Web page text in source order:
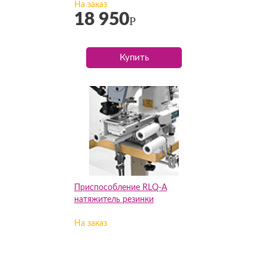
На заказ
18 950Р
Купить
Приспособление RLQ-A
натяжитель резинки
На заказ